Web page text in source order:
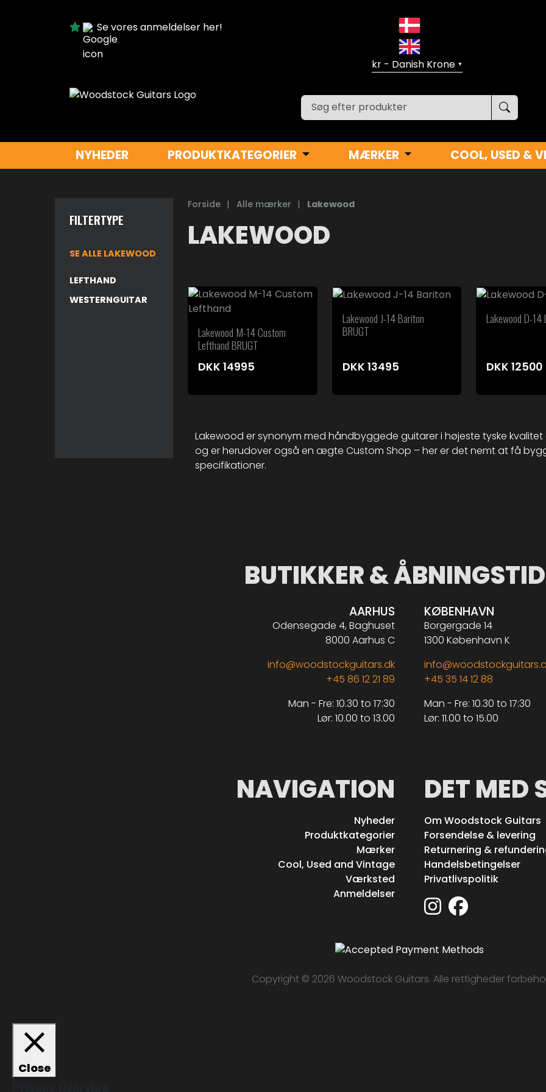
Se vores anmeldelser her!
▼
NYHEDER PRODUKTKATEGORIER MÆRKER COOL, USED &
FILTERTYPE
SE ALLE LAKEWOOD
LEFTHAND
WESTERNGUITAR
Forside | Alle mærker | Lakewood
LAKEWOOD
Lakewood M-14 Custom
Lefthand BRUGT
DKK 14995
Lakewood J-14 Bariton
BRUGT
DKK 13495
Lakewood D-14
DKK 12500
Lakewood er synonym med håndbyggede guitarer i højeste tyske
og er herudover også en ægte Custom Shop – her er det nemt at få
specifikationer.
BUTIKKER &
AARHUS
Odensegade 4, Baghuset
8000 Aarhus C
info@woodstockguitars.dk
+45 86 12 21 89
Man - Fre: 10.30 to 17:30
Lør: 10.00 to 13.00
KØBENHAVN
Borgergade 14
1300 København K
+45 35 14 12 88
Man - Fre: 10.30 to 17:30
Lør: 11.00 to 15.00
NAVIGATION
Nyheder
Produktkategorier
Mærker
Cool, Used and Vintage
Værksted
Anmeldelser
DET MED
Om Woodstock Guitars
Forsendelse & levering
Returnering &
Handelsbetingelser
Privatlivspolitik
Copyright © 2026 Woodstock Guitars. Alle rettigheder
Close